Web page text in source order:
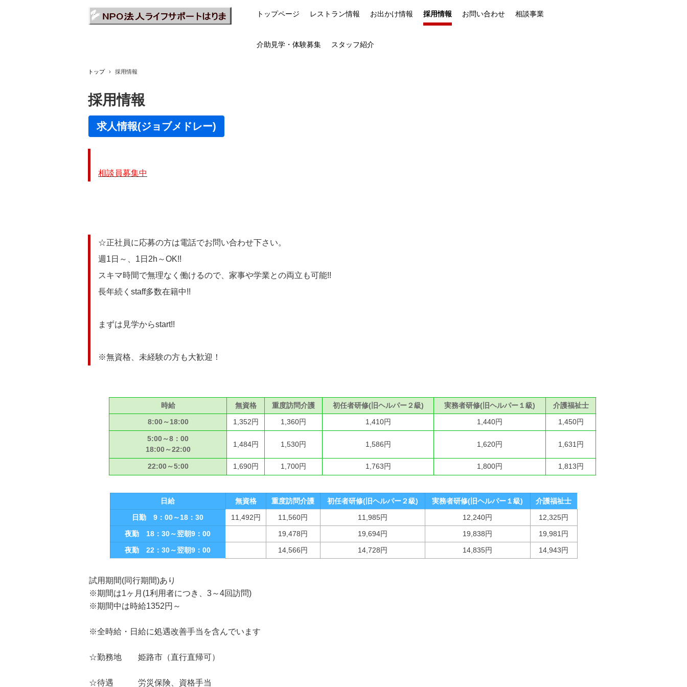
トップページ レストラン情報 お出かけ情報 採用情報 お問い合わせ 相談事業
介助見学・体験募集 スタッフ紹介
トップ › 採用情報
採用情報
求人情報(ジョブメドレー)
相談員募集中
☆正社員に応募の方は電話でお問い合わせ下さい。
週1日～、1日2h～OK!!
スキマ時間で無理なく働けるので、家事や学業との両立も可能!!
長年続くstaff多数在籍中!!
まずは見学からstart!!
※無資格、未経験の方も大歓迎！
時給 無資格 重度訪問介護 初任者研修(旧ヘルパー２級) 実務者研修(旧ヘルパー１級)
介護福祉士
8:00～18:00
1,352円 1,360円 1,410円 1,440円 1,450円
5:00～8：00
18:00～22:00
1,484円 1,530円 1,586円 1,620円 1,631円
22:00～5:00 1,690円 1,700円 1,763円 1,800円 1,813円
日給 無資格 重度訪問介護 初任者研修(旧ヘルパー２級) 実務者研修(旧ヘルパー１級)
介護福祉士
日勤 9：00～18：30
11,492円 11,560円 11,985円 12,240円
12,325円
夜勤 18：30～翌朝9：00
19,478円 19,694円 19,838円
19,981円
夜勤 22：30～翌朝9：00
14,566円 14,728円 14,835円 14,943円
試用期間(同行期間)あり
※期間は1ヶ月(1利用者につき、3～4回訪問)
※期間中は時給1352円～
※全時給・日給に処遇改善手当を含んでいます
☆勤務地 姫路市（直行直帰可）
☆待遇 労災保険、資格手当